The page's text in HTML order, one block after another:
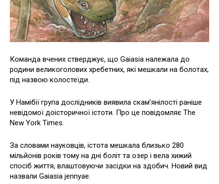
Команда вчених стверджує, що Gaiasia належала до
родини великоголових хребетних, які мешкали на болотах,
під назвою колостеїди.
У Намібії група дослідників виявила скам’янілості раніше
невідомої доісторичної істоти. Про це повідомляє The
New York Times.
За словами науковців, істота мешкала близько 280
мільйонів років тому на дні боліт та озер і вела хижий
спосіб життя, влаштовуючи засідки на здобич. Новий вид
назвали Gaiasia jennyae.